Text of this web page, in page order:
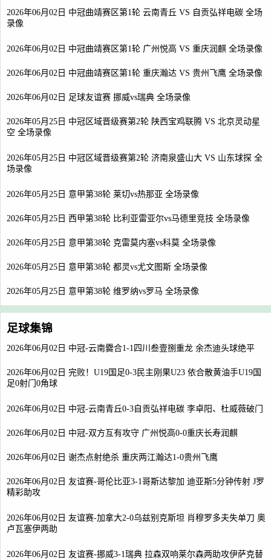
2026年06月02日 中冠曲靖赛区第1轮 云南青丘 VS 自贡弘祥电碳 全场
录像
2026年06月02日 中冠曲靖赛区第1轮 广州悦高 VS 重庆润麒 全场录像
2026年06月02日 中冠曲靖赛区第1轮 重庆瀚达 VS 贵州飞鹰 全场录像
2026年06月02日 足球友谊赛 挪威vs瑞典 全场录像
2026年05月25日 中冠区域晋级赛第2轮 陕西宝鸡联腾 VS 北京灵动星
空 全场录像
2026年05月25日 中冠区域晋级赛第2轮 济南泉盛山大 VS 山东球探 全
场录像
2026年05月25日 意甲第38轮 莱切vs热那亚 全场录像
2026年05月25日 西甲第38轮 比利亚雷亚尔vs马德里竞技 全场录像
2026年05月25日 意甲第38轮 克雷莫内塞vs科莫 全场录像
2026年05月25日 意甲第38轮 都灵vs尤文图斯 全场录像
2026年05月25日 意甲第38轮 维罗纳vs罗马 全场录像
足球集锦
2026年06月02日 中冠-云南爨合1-1四川叁壹捌重龙 余杰迪头球绝平
2026年06月02日 完败！U19国足0-3民主刚果U23 依合散黄油手U19国
足0射门0角球
2026年06月02日 中冠-云南青丘0-3自贡弘祥电碳 李卓阳、杜威薇破门
2026年06月02日 中冠-双方互有攻守 广州悦高0-0重庆长寿润麒
2026年06月02日 谢杰点射绝杀 重庆两江瀚达1-0贵州飞鹰
2026年06月02日 友谊赛-哥伦比亚3-1哥斯达黎加 迪亚斯5分钟传射 J罗
精彩助攻
2026年06月02日 友谊赛-加拿大2-0乌兹别克斯坦 肖穆罗多夫失单刀 奥
卢瓦塞伊两助
2026年06月02日 友谊赛-挪威3-1瑞典 拉森双响莱尔森两助攻伊萨克替